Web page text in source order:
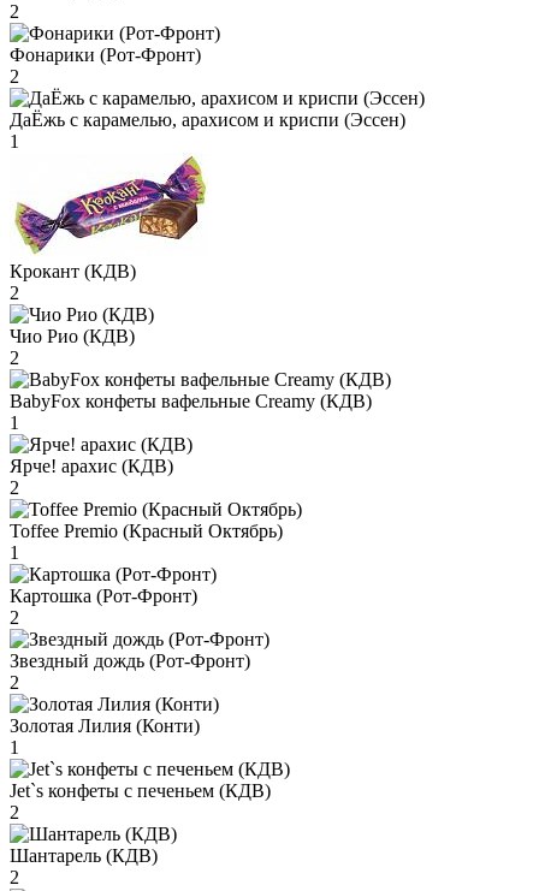
2
Фонарики (Рот-Фронт)
2
ДаЁжь с карамелью, арахисом и криспи (Эссен)
1
Крокант (КДВ)
2
Чио Рио (КДВ)
2
BabyFox конфеты вафельные Creamy (КДВ)
1
Ярче! арахис (КДВ)
2
Toffee Premio (Красный Октябрь)
1
Картошка (Рот-Фронт)
2
Звездный дождь (Рот-Фронт)
2
Золотая Лилия (Конти)
1
Jet`s конфеты с печеньем (КДВ)
2
Шантарель (КДВ)
2